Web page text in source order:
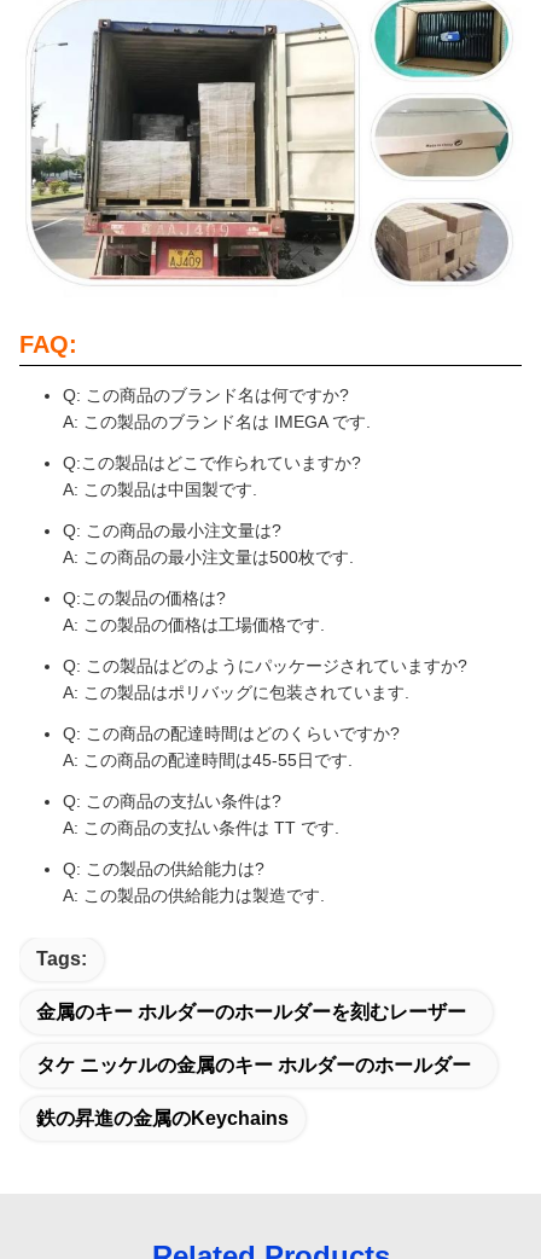
FAQ:
Q: この商品のブランド名は何ですか?
A: この製品のブランド名は IMEGA です.
Q:この製品はどこで作られていますか?
A: この製品は中国製です.
Q: この商品の最小注文量は?
A: この商品の最小注文量は500枚です.
Q:この製品の価格は?
A: この製品の価格は工場価格です.
Q: この製品はどのようにパッケージされていますか?
A: この製品はポリバッグに包装されています.
Q: この商品の配達時間はどのくらいですか?
A: この商品の配達時間は45-55日です.
Q: この商品の支払い条件は?
A: この商品の支払い条件は TT です.
Q: この製品の供給能力は?
A: この製品の供給能力は製造です.
Tags:
金属のキー ホルダーのホールダーを刻むレーザー
タケ ニッケルの金属のキー ホルダーのホールダー
鉄の昇進の金属のkeychains